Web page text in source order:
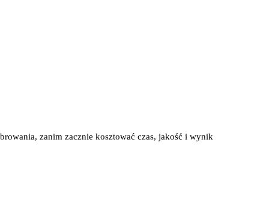
zanim zacznie kosztować czas, jakość i wynik